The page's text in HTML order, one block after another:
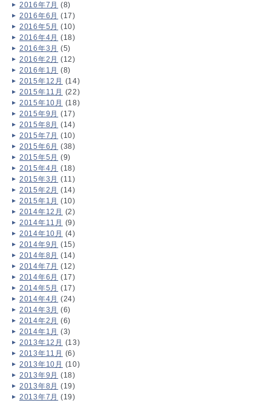
2016年7月 (8)
2016年6月 (17)
2016年5月 (10)
2016年4月 (18)
2016年3月 (5)
2016年2月 (12)
2016年1月 (8)
2015年12月 (14)
2015年11月 (22)
2015年10月 (18)
2015年9月 (17)
2015年8月 (14)
2015年7月 (10)
2015年6月 (38)
2015年5月 (9)
2015年4月 (18)
2015年3月 (11)
2015年2月 (14)
2015年1月 (10)
2014年12月 (2)
2014年11月 (9)
2014年10月 (4)
2014年9月 (15)
2014年8月 (14)
2014年7月 (12)
2014年6月 (17)
2014年5月 (17)
2014年4月 (24)
2014年3月 (6)
2014年2月 (6)
2014年1月 (3)
2013年12月 (13)
2013年11月 (6)
2013年10月 (10)
2013年9月 (18)
2013年8月 (19)
2013年7月 (19)